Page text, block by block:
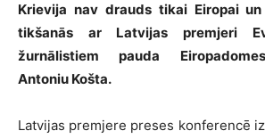
Krievija nav drauds tikai Eiropai
tikšanās ar Latvijas premjeri
žurnālistiem pauda
Antoniu Košta.
Latvijas premjere preses konferencē